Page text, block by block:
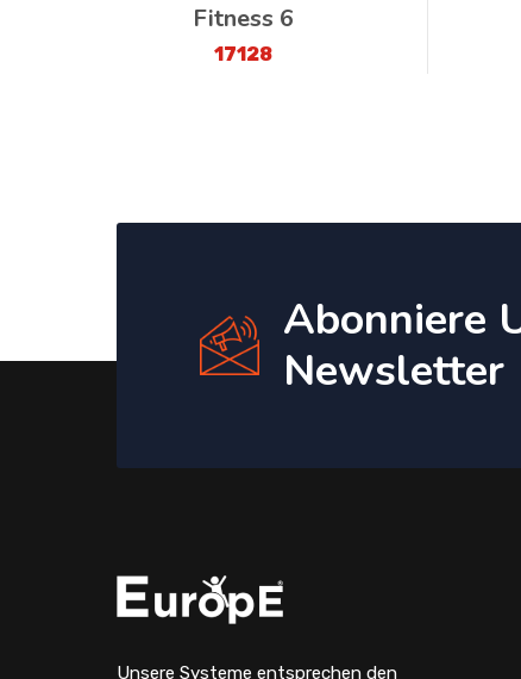
Fitness 6
17128
Abonniere
Newsletter
Unsere Systeme entsprechen den